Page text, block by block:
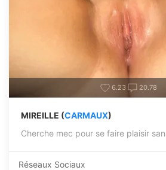
6.23 20.78
MIREILLE (CARMAUX)
Cherche mec pour se faire plaisir
Réseaux Sociaux